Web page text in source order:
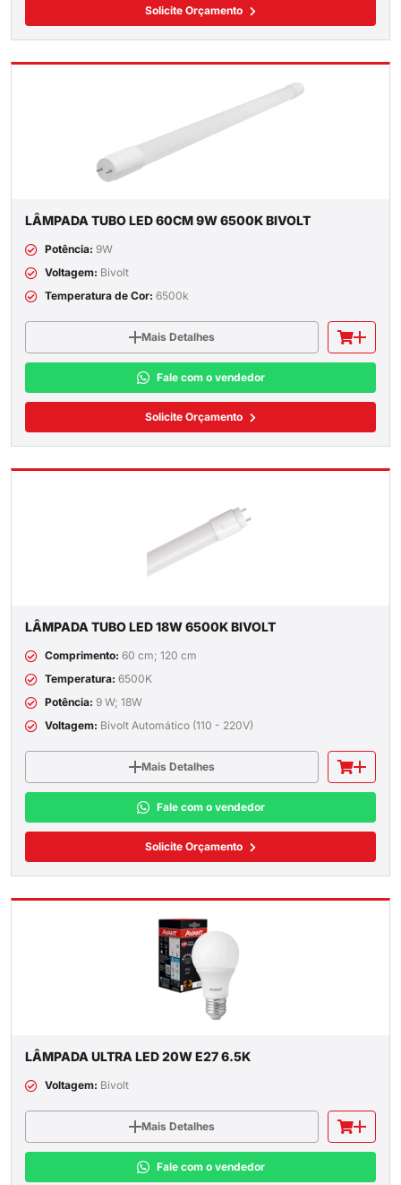
Solicite Orçamento
LÂMPADA TUBO LED 60CM 9W 6500K BIVOLT
Potência: 9W
Voltagem: Bivolt
Temperatura de Cor: 6500k
Mais Detalhes
Fale com o vendedor
Solicite Orçamento
LÂMPADA TUBO LED 18W 6500K BIVOLT
Comprimento: 60 cm; 120 cm
Temperatura: 6500K
Potência: 9 W; 18W
Voltagem: Bivolt Automático (110 - 220V)
Mais Detalhes
Fale com o vendedor
Solicite Orçamento
LÂMPADA ULTRA LED 20W E27 6.5K
Voltagem: Bivolt
Mais Detalhes
Fale com o vendedor